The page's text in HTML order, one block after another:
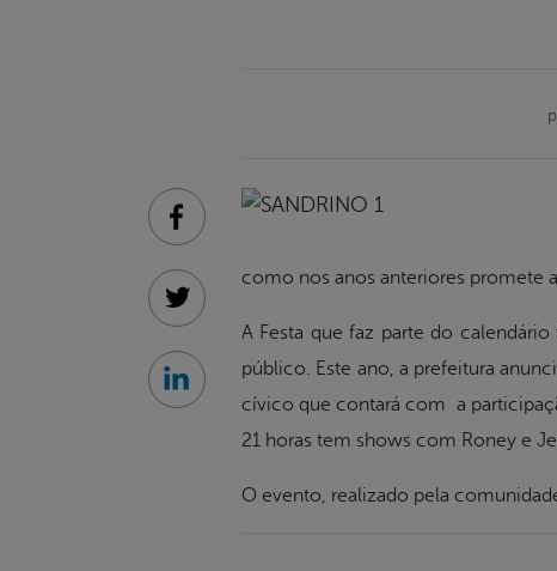
como nos anos anteriores promete
A Festa que faz parte do
público. Este ano, a prefeitura
cívico que contará com a
21 horas tem shows com Roney e
O evento, realizado pela
Facebook
Twitter
Linkedin